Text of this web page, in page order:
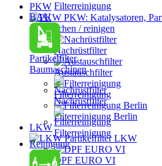
Filterreinigung
BAU
Partikelfilter
Baumaschinen
Nachrüstfilter
Filterreinigung
Reinigung
PKW
PKW: Katalysatoren,
austauschen / reinigen
Nachrüstfilter
Austauschfilter
Filterreinigung
Filterreinigung Berlin
LKW
Partikelfilter LKW
DPF EURO VI